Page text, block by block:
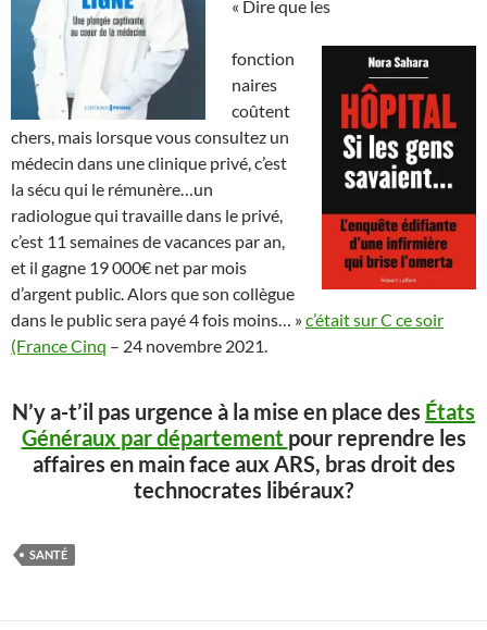
« Dire que les
fonction
naires
coûtent
chers, mais lorsque vous consultez un
médecin dans une clinique privé, c’est
la sécu qui le rémunère…un
radiologue qui travaille dans le privé,
c’est 11 semaines de vacances par an,
et il gagne 19 000€ net par mois
d’argent public. Alors que son collègue
dans le public sera payé 4 fois moins… »c’était sur C ce soir
(France Cinq – 24 novembre 2021.
N’y a-t’il pas urgence à la mise en place des États
Généraux par département pour reprendre les
affaires en main face aux ARS, bras droit des
technocrates libéraux?
SANTÉ